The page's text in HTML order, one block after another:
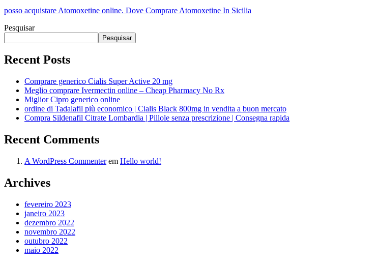
posso acquistare Atomoxetine online. Dove Comprare Atomoxetine In Sicilia
Pesquisar
Pesquisar
Recent Posts
Comprare generico Cialis Super Active 20 mg
Meglio comprare Ivermectin online – Cheap Pharmacy No Rx
Miglior Cipro generico online
ordine di Tadalafil più economico | Cialis Black 800mg in vendita a buon mercato
Compra Sildenafil Citrate Lombardia | Pillole senza prescrizione | Consegna rapida
Recent Comments
A WordPress Commenterem Hello world!
Archives
fevereiro 2023
janeiro 2023
dezembro 2022
novembro 2022
outubro 2022
maio 2022